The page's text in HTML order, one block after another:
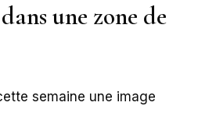
une zone de
semaine une image